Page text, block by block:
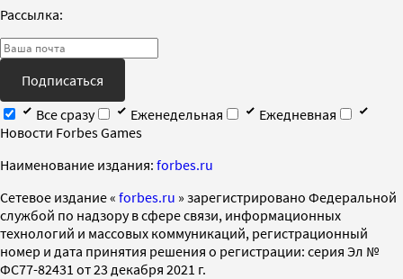
Рассылка:
Подписаться
Все сразу
Еженедельная
Ежедневная
Новости Forbes Games
Наименование издания: forbes.ru
Cетевое издание « forbes.ru » зарегистрировано Федеральной
службой по надзору в сфере связи, информационных
технологий и массовых коммуникаций, регистрационный
номер и дата принятия решения о регистрации: серия Эл №
ФС77-82431 от 23 декабря 2021 г.